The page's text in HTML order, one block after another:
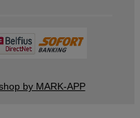
by MARK-APP